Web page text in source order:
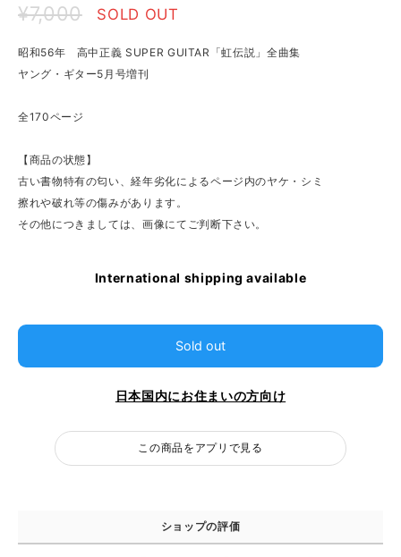
¥7,000 SOLD OUT
昭和56年 高中正義 SUPER GUITAR「虹伝説」全曲集
ヤング・ギター5月号増刊
全170ページ
【商品の状態】
古い書物特有の匂い、経年劣化によるページ内のヤケ・シミ
擦れや破れ等の傷みがあります。
その他につきましては、画像にてご判断下さい。
International shipping available
Sold out
日本国内にお住まいの方向け
この商品をアプリで見る
ショップの評価